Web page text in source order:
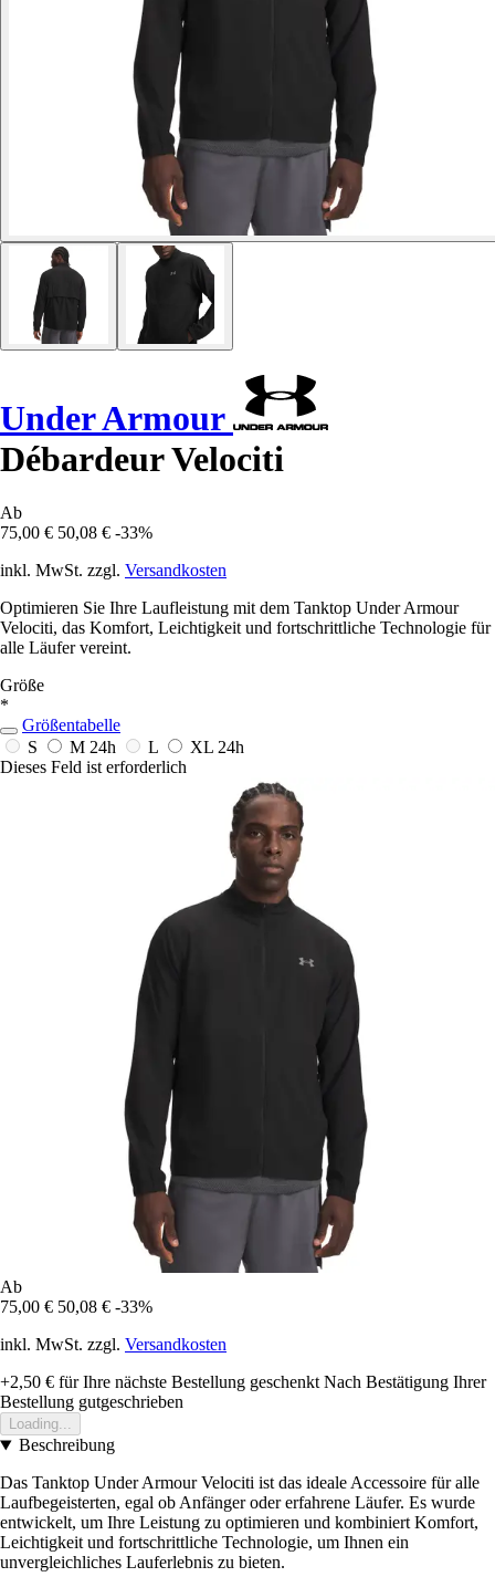
Under Armour
Débardeur Velociti
Ab
75,00 € 50,08 € -33%
inkl. MwSt. zzgl. Versandkosten
Optimieren Sie Ihre Laufleistung mit dem Tanktop Under Armour
Velociti, das Komfort, Leichtigkeit und fortschrittliche Technologie für
alle Läufer vereint.
Größe
*
Größentabelle
S
M 24h L XL 24h
Dieses Feld ist erforderlich
Ab
75,00 € 50,08 € -33%
inkl. MwSt. zzgl. Versandkosten
+2,50 € für Ihre nächste Bestellung geschenkt Nach Bestätigung Ihrer
Bestellung gutgeschrieben
Loading...
Beschreibung
Das Tanktop Under Armour Velociti ist das ideale Accessoire für alle
Laufbegeisterten, egal ob Anfänger oder erfahrene Läufer. Es wurde
entwickelt, um Ihre Leistung zu optimieren und kombiniert Komfort,
Leichtigkeit und fortschrittliche Technologie, um Ihnen ein
unvergleichliches Lauferlebnis zu bieten.